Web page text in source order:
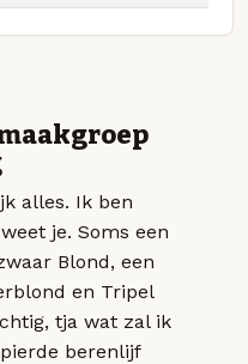
alles. Ik ben
je. Soms een
Blond, een
en Tripel
tja wat zal ik
berenlijf